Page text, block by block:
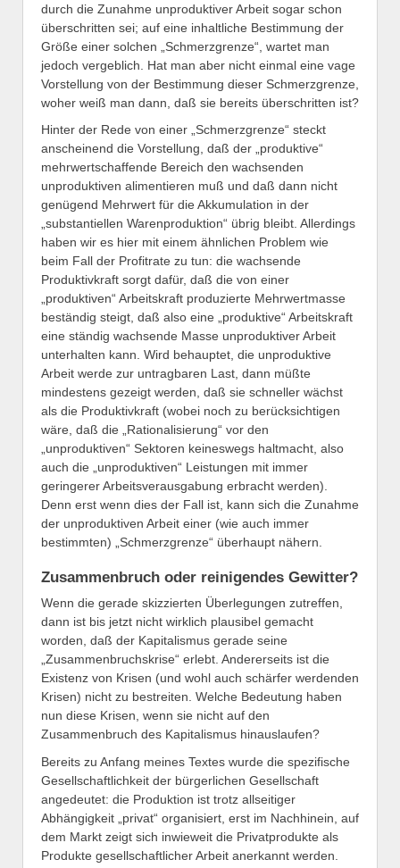
durch die Zunahme unproduktiver Arbeit sogar schon
überschritten sei; auf eine inhaltliche Bestimmung der
Größe einer solchen „Schmerzgrenze“, wartet man
jedoch vergeblich. Hat man aber nicht einmal eine vage
Vorstellung von der Bestimmung dieser Schmerzgrenze,
woher weiß man dann, daß sie bereits überschritten ist?
Hinter der Rede von einer „Schmerzgrenze“ steckt
anscheinend die Vorstellung, daß der „produktive“
mehrwertschaffende Bereich den wachsenden
unproduktiven alimentieren muß und daß dann nicht
genügend Mehrwert für die Akkumulation in der
„substantiellen Warenproduktion“ übrig bleibt. Allerdings
haben wir es hier mit einem ähnlichen Problem wie
beim Fall der Profitrate zu tun: die wachsende
Produktivkraft sorgt dafür, daß die von einer
„produktiven“ Arbeitskraft produzierte Mehrwertmasse
beständig steigt, daß also eine „produktive“ Arbeitskraft
eine ständig wachsende Masse unproduktiver Arbeit
unterhalten kann. Wird behauptet, die unproduktive
Arbeit werde zur untragbaren Last, dann müßte
mindestens gezeigt werden, daß sie schneller wächst
als die Produktivkraft (wobei noch zu berücksichtigen
wäre, daß die „Rationalisierung“ vor den
„unproduktiven“ Sektoren keineswegs haltmacht, also
auch die „unproduktiven“ Leistungen mit immer
geringerer Arbeitsverausgabung erbracht werden).
Denn erst wenn dies der Fall ist, kann sich die Zunahme
der unproduktiven Arbeit einer (wie auch immer
bestimmten) „Schmerzgrenze“ überhaupt nähern.
Zusammenbruch oder reinigendes Gewitter?
Wenn die gerade skizzierten Überlegungen zutreffen,
dann ist bis jetzt nicht wirklich plausibel gemacht
worden, daß der Kapitalismus gerade seine
„Zusammenbruchskrise“ erlebt. Andererseits ist die
Existenz von Krisen (und wohl auch schärfer werdenden
Krisen) nicht zu bestreiten. Welche Bedeutung haben
nun diese Krisen, wenn sie nicht auf den
Zusammenbruch des Kapitalismus hinauslaufen?
Bereits zu Anfang meines Textes wurde die spezifische
Gesellschaftlichkeit der bürgerlichen Gesellschaft
angedeutet: die Produktion ist trotz allseitiger
Abhängigkeit „privat“ organisiert, erst im Nachhinein, auf
dem Markt zeigt sich inwieweit die Privatprodukte als
Produkte gesellschaftlicher Arbeit anerkannt werden.